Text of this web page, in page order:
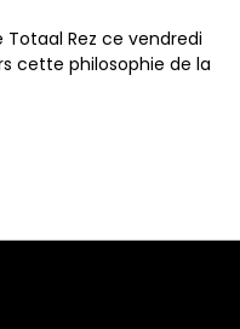
Totaal Rez ce vendredi
cette philosophie de la